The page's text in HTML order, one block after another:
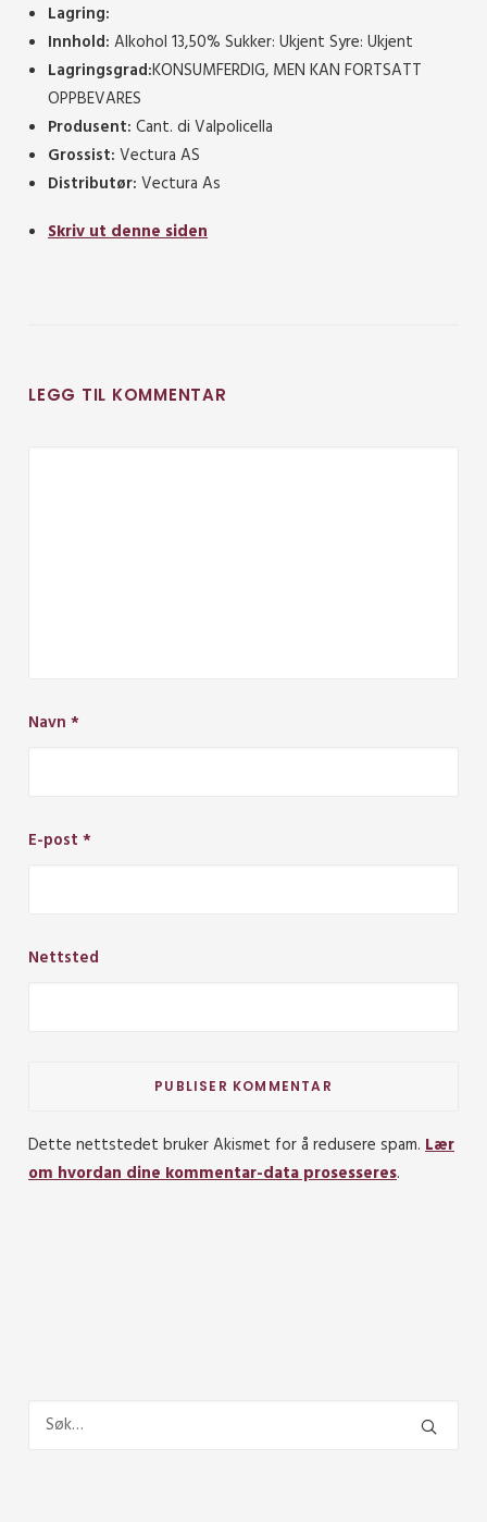
Lagring:
Innhold: Alkohol 13,50% Sukker: Ukjent Syre: Ukjent
Lagringsgrad:KONSUMFERDIG, MEN KAN FORTSATT
OPPBEVARES
Produsent: Cant. di Valpolicella
Grossist: Vectura AS
Distributør: Vectura As
Skriv ut denne siden
LEGG TIL KOMMENTAR
Navn *
E-post *
Nettsted
Dette nettstedet bruker Akismet for å redusere spam. Lær
om hvordan dine kommentar-data prosesseres.